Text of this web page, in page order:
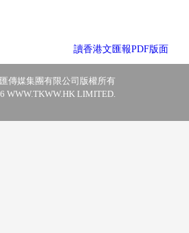
讀香港文匯報PDF版面
傳媒集團有限公司版權所有
WWW.TKWW.HK LIMITED.